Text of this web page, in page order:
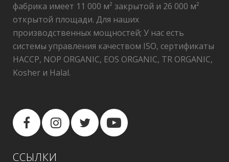
фабрика имеет 11 000 м² закрытой и 26 000 м²
открытой площади. Для наших
производственных мощностей; У нас есть
системы управления качеством ISO, сертификаты
HACCP, NOP ORGANIC, EOS ORGANIC, TR ORGANIC,
Kosher и Halal.
ССЫЛКИ